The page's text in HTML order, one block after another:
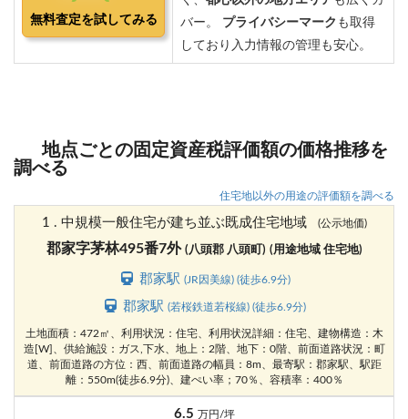
地点ごとの固定資産税評価額の価格推移を
調べる
住宅地以外の用途の評価額を調べる
1 . 中規模一般住宅が建ち並ぶ既成住宅地域 (公示地価)
郡家字茅林495番7外 (八頭郡 八頭町) (用途地域 住宅地)
郡家駅 (JR因美線) (徒歩6.9分)
郡家駅(若桜鉄道若桜線) (徒歩6.9分)
土地面積：472㎡、利用状況：住宅、利用状況詳細：住宅、建物構造：木
造[W]、供給施設：ガス,下水、地上：2階、地下：0階、前面道路状況：町
道、前面道路の方位：西、前面道路の幅員：8m、最寄駅：郡家駅、駅距
離：550m(徒歩6.9分)、建ぺい率；70％、容積率：400％
6.5 万円/坪